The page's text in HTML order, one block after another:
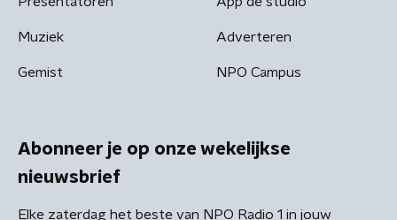
Muziek
Gemist
Adverteren
NPO Campus
Abonneer je op onze wekelijkse
nieuwsbrief
Elke zaterdag het beste van NPO Radio 1 in jouw